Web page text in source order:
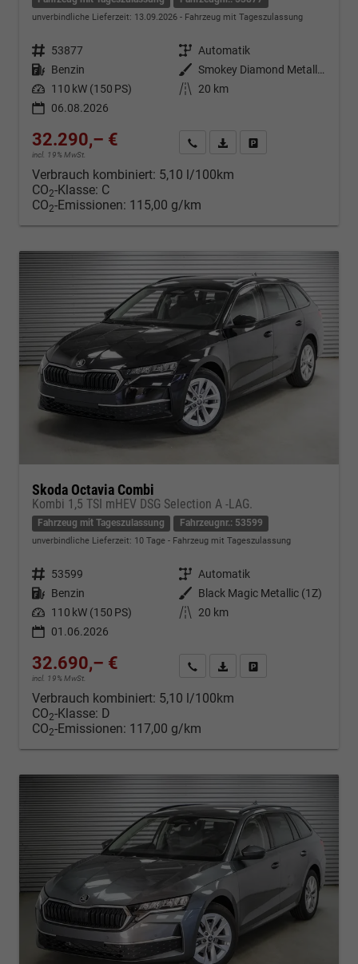
unverbindliche Lieferzeit: 13.09.2026 Fahrzeug mit Tageszulassung
Fahrzeugnr. 53877 Getriebe Automatik
Kraftstoff Benzin Außenfarbe
Smokey Diamond Metallic ()
Leistung 110 kW (150 PS) Kilometerstand
20 km
06.08.2026
32.290,– €
incl. 19% MwSt.
Kontakt & Angebot anfordern
PDF-Datei, Fahrzeugexposé
Verbrauch kombiniert: 5,10 l/100km
CO2-Klasse: C
CO2-Emissionen: 115,00 g/km
Skoda Octavia Combi
Kombi 1,5 TSI mHEV DSG Selection A -LAG.
Fahrzeug mit Tageszulassung Fahrzeugnr.: 53599
unverbindliche Lieferzeit: 10 Tage Fahrzeug mit Tageszulassung
Fahrzeugnr. 53599 Getriebe Automatik
Kraftstoff Benzin Außenfarbe
Black Magic Metallic (1Z)
Leistung 110 kW (150 PS) Kilometerstand
20 km
01.06.2026
32.690,– €
incl. 19% MwSt.
Kontakt & Angebot anfordern
PDF-Datei, Fahrzeugexposé
Verbrauch kombiniert: 5,10 l/100km
CO2-Klasse: D
CO2-Emissionen: 117,00 g/km